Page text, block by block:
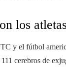
los
y el fútbol
cerebros de